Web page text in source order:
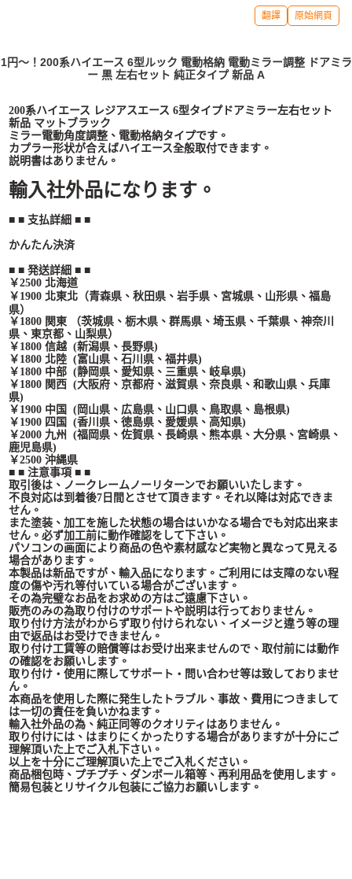
翻譯 原始網頁
1円～！200系ハイエース 6型ルック 電動格納 電動ミラー調整 ドアミラ
ー 黒 左右セット 純正タイプ 新品 A
200系ハイエース レジアスエース 6型タイプドアミラー左右セット
新品 マットブラック
ミラー電動角度調整、電動格納タイプです。
カプラー形状が合えばハイエース全般取付できます。
説明書はありません。
輸入社外品になります。
■ ■ 支払詳細 ■ ■
かんたん決済
■ ■ 発送詳細 ■ ■
￥2500 北海道
￥1900 北東北（青森県、秋田県、岩手県 、 宮城県、山形県、福島
県）
￥1800 関東 （茨城県、栃木県、群馬県、埼玉県、千葉県、神奈川
県、東京都、山梨県）
￥1800 信越 (新潟県、長野県)
￥1800 北陸 (富山県、石川県、福井県)
￥1800 中部 (静岡県、愛知県、三重県、岐阜県)
￥1800 関西 (大阪府、京都府、滋賀県、奈良県、和歌山県、兵庫
県)
￥1900 中国 (岡山県、広島県、山口県、鳥取県、島根県)
￥1900 四国 (香川県、徳島県、愛媛県、高知県)
￥2000 九州 (福岡県、佐賀県、長崎県、熊本県、大分県、宮崎県、
鹿児島県)
￥2500 沖縄県
■ ■ 注意事項 ■ ■
取引後は、ノークレームノーリターンでお願いいたします。
不良対応は到着後7日間とさせて頂きます。それ以降は対応できま
せん。
また塗装、加工を施した状態の場合はいかなる場合でも対応出来ま
せん。必ず加工前に動作確認をして下さい。
パソコンの画面により商品の色や素材感など実物と異なって見える
場合があります。
本製品は新品ですが、輸入品になります。ご利用には支障のない程
度の傷や汚れ等付いている場合がございます。
その為完璧なお品をお求めの方はご遠慮下さい。
販売のみの為取り付けのサポートや説明は行っておりません。
取り付け方法がわからず取り付けられない、イメージと違う等の理
由で返品はお受けできません。
取り付け工賃等の賠償等はお受け出来ませんので、取付前には動作
の確認をお願いします。
取り付け・使用に際してサポート・問い合わせ等は致しておりませ
ん。
本商品を使用した際に発生したトラブル、事故、費用につきまして
は一切の責任を負いかねます。
輸入社外品の為、純正同等のクオリティはありません。
取り付けには、はまりにくかったりする場合がありますが十分にご
理解頂いた上でご入札下さい。
以上を十分にご理解頂いた上でご入札ください。
商品梱包時、プチプチ、ダンボール箱等、再利用品を使用します。
簡易包装とリサイクル包装にご協力お願いします。